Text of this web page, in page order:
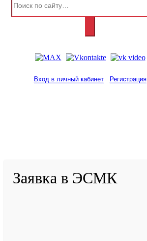
Вход в личный кабинет Регистрация
Заявка в ЭСМК